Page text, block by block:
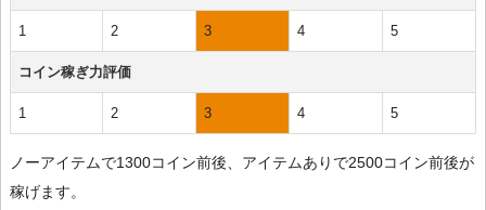
1 2 3 4 5
コイン稼ぎ力評価
1 2 3 4 5
ノーアイテムで1300コイン前後、アイテムありで2500コイン前後が
稼げます。